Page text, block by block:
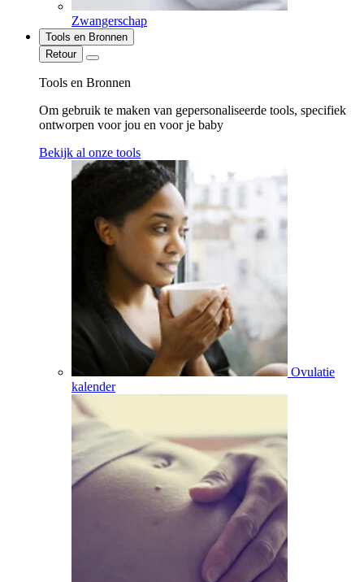
Zwangerschap
Tools en Bronnen
Retour
Tools en Bronnen
Om gebruik te maken van gepersonaliseerde tools, specifiek
ontworpen voor jou en voor je baby
Bekijk al onze tools
Ovulatie
kalender